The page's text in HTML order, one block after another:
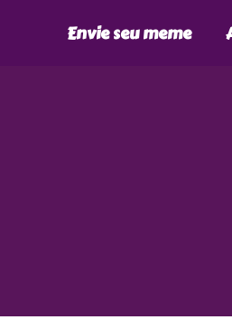
Envie seu meme